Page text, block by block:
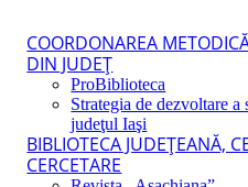
COORDONAREA
DIN JUDEŢ
ProBiblioteca
Strategia de dezvoltare
judeţul Iaşi
BIBLIOTECA JUDEŢEANĂ,
CERCETARE